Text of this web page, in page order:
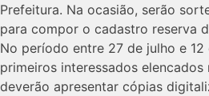
Prefeitura. Na ocasião, serão
para compor o cadastro reserva
No período entre 27 de julho e
primeiros interessados
deverão apresentar cópias